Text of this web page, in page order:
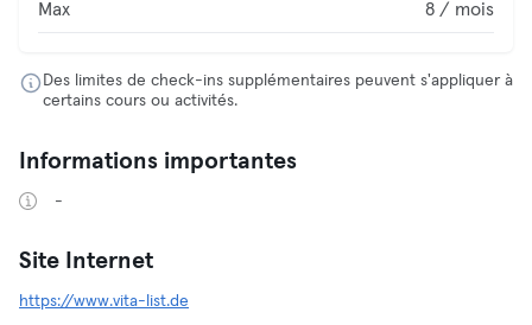
Max 8 / mois
Des limites de check-ins supplémentaires peuvent s'appliquer à
certains cours ou activités.
Informations importantes
-
Site Internet
https://www.vita-list.de